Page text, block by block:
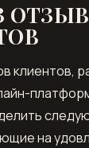
клиентов,
на